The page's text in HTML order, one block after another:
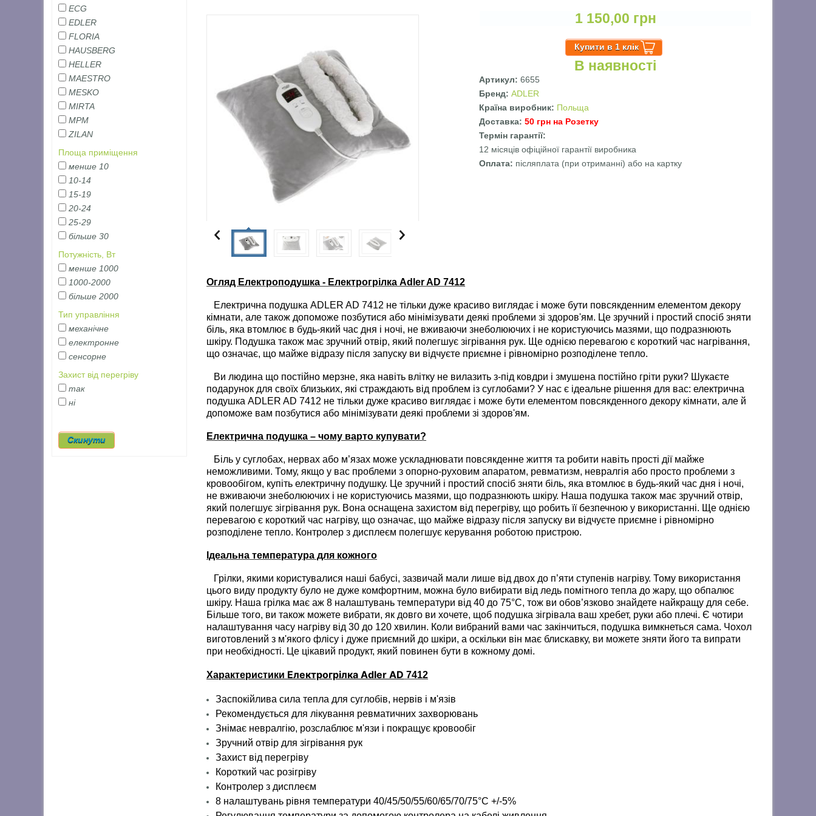
1 150,00 грн
В наявності
Артикул:6655
Бренд:ADLER
Країна виробник: Польща
Доставка:50 грн на Розетку
Термін гарантії:
12 місяців офіційної гарантії виробника
Оплата: післяплата (при отриманні) або на картку
Огляд Електроподушка - Електрогрілка Adler AD 7412
Електрична подушка ADLER AD 7412 не тільки дуже красиво виглядає і може бути повсякденним елементом декору
кімнати, але також допоможе позбутися або мінімізувати деякі проблеми зі здоров'ям. Це зручний і простий спосіб зняти
біль, яка втомлює в будь-який час дня і ночі, не вживаючи знеболюючих і не користуючись мазями, що подразнюють
шкіру. Подушка також має зручний отвір, який полегшує зігрівання рук. Ще однією перевагою є короткий час нагрівання,
що означає, що майже відразу після запуску ви відчуєте приємне і рівномірно розподілене тепло.
Ви людина що постійно мерзне, яка навіть влітку не вилазить з-під ковдри і змушена постійно гріти руки? Шукаєте
подарунок для своїх близьких, які страждають від проблем із суглобами? У нас є ідеальне рішення для вас: електрична
подушка ADLER AD 7412 не тільки дуже красиво виглядає і може бути елементом повсякденного декору кімнати, але й
допоможе вам позбутися або мінімізувати деякі проблеми зі здоров'ям.
Електрична подушка – чому варто купувати?
Біль у суглобах, нервах або м’язах може ускладнювати повсякденне життя та робити навіть прості дії майже
неможливими. Тому, якщо у вас проблеми з опорно-руховим апаратом, ревматизм, невралгія або просто проблеми з
кровообігом, купіть електричну подушку. Це зручний і простий спосіб зняти біль, яка втомлює в будь-який час дня і ночі,
не вживаючи знеболюючих і не користуючись мазями, що подразнюють шкіру. Наша подушка також має зручний отвір,
який полегшує зігрівання рук. Вона оснащена захистом від перегріву, що робить її безпечною у використанні. Ще однією
перевагою є короткий час нагріву, що означає, що майже відразу після запуску ви відчуєте приємне і рівномірно
розподілене тепло. Контролер з дисплеєм полегшує керування роботою пристрою.
Ідеальна температура для кожного
Грілки, якими користувалися наші бабусі, зазвичай мали лише від двох до п’яти ступенів нагріву. Тому використання
цього виду продукту було не дуже комфортним, можна було вибирати від ледь помітного тепла до жару, що обпалює
шкіру. Наша грілка має аж 8 налаштувань температури від 40 до 75°C, тож ви обов’язково знайдете найкращу для себе.
Більше того, ви також можете вибрати, як довго ви хочете, щоб подушка зігрівала ваш хребет, руки або плечі. Є чотири
налаштування часу нагріву від 30 до 120 хвилин. Коли вибраний вами час закінчиться, подушка вимкнеться сама. Чохол
виготовлений з м'якого флісу і дуже приємний до шкіри, а оскільки він має блискавку, ви можете зняти його та випрати
при необхідності. Це цікавий продукт, який повинен бути в кожному домі.
Характеристики Електрогрілка Adler AD 7412
Заспокійлива сила тепла для суглобів, нервів і м'язів
Рекомендується для лікування ревматичних захворювань
Знімає невралгію, розслаблює м'язи і покращує кровообіг
Зручний отвір для зігрівання рук
Захист від перегріву
Короткий час розігріву
Контролер з дисплеєм
8 налаштувань рівня температури 40/45/50/55/60/65/70/75°C +/-5%
ECG
EDLER
FLORIA
HAUSBERG
HELLER
MAESTRO
MESKO
MIRTA
MPM
ZILAN
Площа приміщення
менше 10
10-14
15-19
20-24
25-29
більше 30
Потужність, Вт
менше 1000
1000-2000
більше 2000
Тип управління
механічне
електронне
сенсорне
Захист від перегріву
так
ні